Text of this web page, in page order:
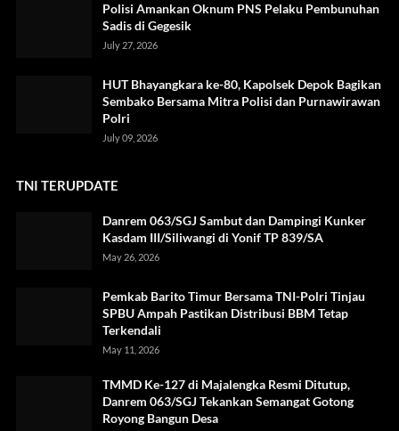
Polisi Amankan Oknum PNS Pelaku Pembunuhan
Sadis di Gegesik
July 27, 2026
HUT Bhayangkara ke-80, Kapolsek Depok Bagikan
Sembako Bersama Mitra Polisi dan Purnawirawan
Polri
July 09, 2026
TNI TERUPDATE
Danrem 063/SGJ Sambut dan Dampingi Kunker
Kasdam III/Siliwangi di Yonif TP 839/SA
May 26, 2026
Pemkab Barito Timur Bersama TNI-Polri Tinjau
SPBU Ampah Pastikan Distribusi BBM Tetap
Terkendali
May 11, 2026
TMMD Ke-127 di Majalengka Resmi Ditutup,
Danrem 063/SGJ Tekankan Semangat Gotong
Royong Bangun Desa